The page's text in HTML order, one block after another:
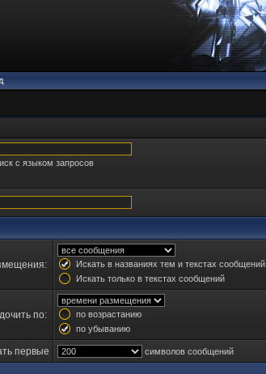
с языком запросов
Искать в названиях тем и текстах сообщений
Искать только в текстах сообщений
по:
по возрастанию
по убыванию
первые символов сообщений